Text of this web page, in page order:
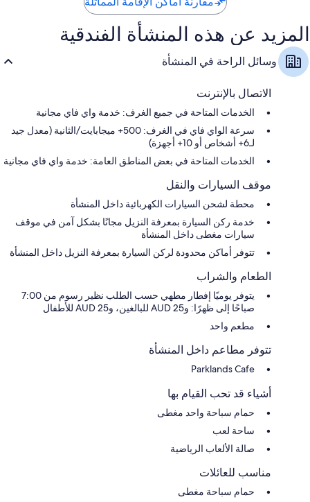
المزيد عن هذه المنشأة الفندقية
وسائل الراحة في المنشأة
الاتصال بالإنترنت
الخدمات المتاحة في جميع الغرف: خدمة واي فاي مجانية
سرعة الواي فاي في الغرف: 500+ ميجابايت/الثانية (معدل جيد
لـ6+ أشخاص أو 10+ أجهزة)
الخدمات المتاحة في بعض المناطق العامة: خدمة واي فاي مجانية
موقف السيارات والنقل
محطة لشحن السيارات الكهربائية داخل المنشأة
خدمة ركن السيارة بمعرفة النزيل مجانًا بشكل آمن في موقف
سيارات مغطى داخل المنشأة
تتوفر أماكن محدودة لركن السيارة بمعرفة النزيل داخل المنشأة
الطعام والشراب
يتوفر يوميًا إفطار مطهي حسب الطلب نظير رسوم من 7:00
صباحًا إلى ظهرًا: و25 AUD للبالغين، و25 AUD للأطفال
مطعم واحد
تتوفر مطاعم داخل المنشأة
Parklands Cafe
أشياء قد تحب القيام بها
حمام سباحة واحد مغطى
ساحة لعب
صالة الألعاب الرياضية
مناسب للعائلات
حمام سباحة مغطى